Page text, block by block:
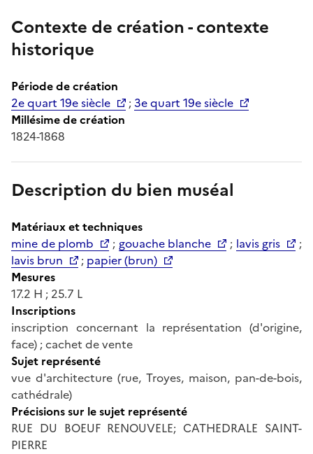
Contexte de création - contexte
historique
Période de création
2e quart 19e siècle
;3e quart 19e siècle
Millésime de création
1824-1868
Description du bien muséal
Matériaux et techniques
mine de plomb
; gouache blanche ; lavis gris
;
lavis brun
; papier (brun)
Mesures
17.2 H ; 25.7 L
Inscriptions
inscription concernant la représentation (d'origine,
face) ; cachet de vente
Sujet représenté
vue d'architecture (rue, Troyes, maison, pan-de-bois,
cathédrale)
Précisions sur le sujet représenté
RUE DU BOEUF RENOUVELE; CATHEDRALE SAINT-
PIERRE